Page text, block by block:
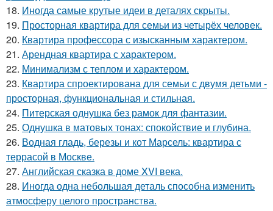
18. Иногда самые крутые идеи в деталях скрыты.
19. Просторная квартира для семьи из четырёх человек.
20. Квартира профессора с изысканным характером.
21. Арендная квартира с характером.
22. Минимализм с теплом и характером.
23. Квартира спроектирована для семьи с двумя детьми -
просторная, функциональная и стильная.
24. Питерская однушка без рамок для фантазии.
25. Однушка в матовых тонах: спокойствие и глубина.
26. Водная гладь, березы и кот Марсель: квартира с
террасой в Москве.
27. Английская сказка в доме XVI века.
28. Иногда одна небольшая деталь способна изменить
атмосферу целого пространства.